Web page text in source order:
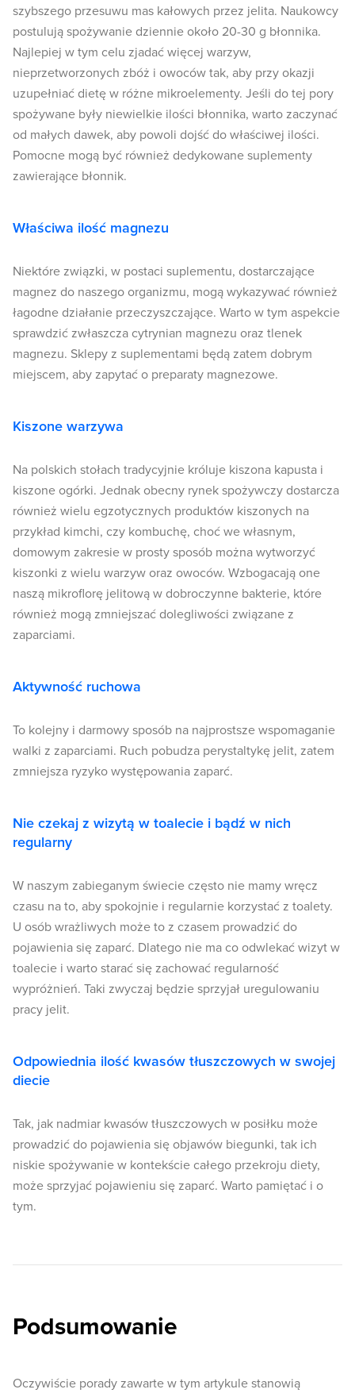
szybszego przesuwu mas kałowych przez jelita. Naukowcy
postulują spożywanie dziennie około 20-30 g błonnika.
Najlepiej w tym celu zjadać więcej warzyw,
nieprzetworzonych zbóż i owoców tak, aby przy okazji
uzupełniać dietę w różne mikroelementy. Jeśli do tej pory
spożywane były niewielkie ilości błonnika, warto zaczynać
od małych dawek, aby powoli dojść do właściwej ilości.
Pomocne mogą być również dedykowane suplementy
zawierające błonnik.
Właściwa ilość magnezu
Niektóre związki, w postaci suplementu, dostarczające
magnez do naszego organizmu, mogą wykazywać również
łagodne działanie przeczyszczające. Warto w tym aspekcie
sprawdzić zwłaszcza cytrynian magnezu oraz tlenek
magnezu. Sklepy z suplementami będą zatem dobrym
miejscem, aby zapytać o preparaty magnezowe.
Kiszone warzywa
Na polskich stołach tradycyjnie króluje kiszona kapusta i
kiszone ogórki. Jednak obecny rynek spożywczy dostarcza
również wielu egzotycznych produktów kiszonych na
przykład kimchi, czy kombuchę, choć we własnym,
domowym zakresie w prosty sposób można wytworzyć
kiszonki z wielu warzyw oraz owoców. Wzbogacają one
naszą mikroflorę jelitową w dobroczynne bakterie, które
również mogą zmniejszać dolegliwości związane z
zaparciami.
Aktywność ruchowa
To kolejny i darmowy sposób na najprostsze wspomaganie
walki z zaparciami. Ruch pobudza perystaltykę jelit, zatem
zmniejsza ryzyko występowania zaparć.
Nie czekaj z wizytą w toalecie i bądź w nich
regularny
W naszym zabieganym świecie często nie mamy wręcz
czasu na to, aby spokojnie i regularnie korzystać z toalety.
U osób wrażliwych może to z czasem prowadzić do
pojawienia się zaparć. Dlatego nie ma co odwlekać wizyt w
toalecie i warto starać się zachować regularność
wypróżnień. Taki zwyczaj będzie sprzyjał uregulowaniu
pracy jelit.
Odpowiednia ilość kwasów tłuszczowych w swojej
diecie
Tak, jak nadmiar kwasów tłuszczowych w posiłku może
prowadzić do pojawienia się objawów biegunki, tak ich
niskie spożywanie w kontekście całego przekroju diety,
może sprzyjać pojawieniu się zaparć. Warto pamiętać i o
tym.
Podsumowanie
Oczywiście porady zawarte w tym artykule stanowią